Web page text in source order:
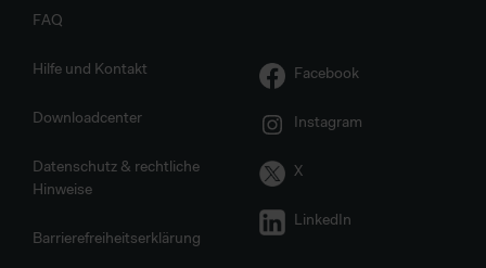
FAQ
Hilfe und Kontakt
Downloadcenter
Datenschutz & rechtliche
Hinweise
Barrierefreiheitserklärung
Facebook
Instagram
X
LinkedIn